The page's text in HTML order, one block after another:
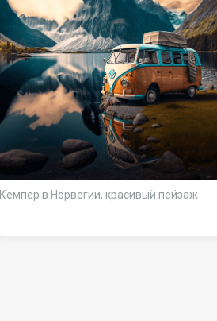
Кемпер в Норвегии, красивый пейзаж